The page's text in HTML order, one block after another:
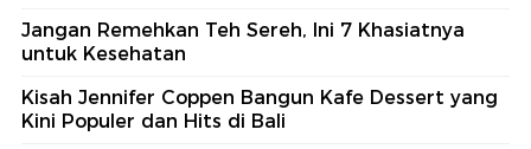
Jangan Remehkan Teh Sereh, Ini 7 Khasiatnya
untuk Kesehatan
Kisah Jennifer Coppen Bangun Kafe Dessert yang
Kini Populer dan Hits di Bali